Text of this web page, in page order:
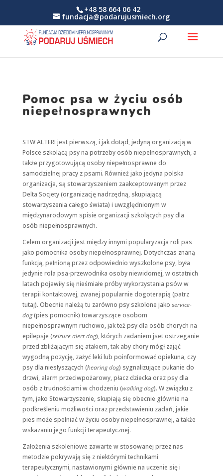
+48 58 664 06 42
fundacja@podarujusmiech.org
Pomoc psa w życiu osób
niepełnosprawnych
STW ALTERI jest pierwszą, i jak dotąd, jedyną organizacją w
Polsce szkolącą psy na potrzeby osób niepełnosprawnych, a
także przygotowującą osoby niepełnosprawne do
samodzielnej pracy z psami. Również jako jedyna polska
organizacja, są stowarzyszeniem zaakceptowanym przez
Delta Socjety (organizację nadrzędną, skupiającą
stowarzyszenia całego świata) i uwzględnionym w
międzynarodowym spisie organizacji szkolących psy dla
osób niepełnosprawnych.
Celem organizacji jest między innymi popularyzacja roli pas
jako pomocnika osoby niepełnosprawnej. Dotychczas znaną
funkcją, pełnioną przez odpowiednio wyszkolone psy, była
jedynie rola psa-przewodnika osoby niewidomej, w ostatnich
latach pojawiły się nieśmiałe próby wykorzystania psów w
terapii kontaktowej, zwanej popularnie dogoterapią (patrz
tutaj). Obecnie należą tu zarówno psy szkolone jako service-
dog(pies pomocnik) towarzyszące osobom
niepełnosprawnym ruchowo, jak też psy dla osób chorych na
epilepsje (seizure alert dog), których zadaniem jset ostrzeganie
przed zbliżającym się atakiem, tak aby chory mógł zająć
wygodną pozycję, zażyć leki lub poinformować opiekuna, czy
psy dla niesłyszących (hearing dog) sygnalizujące pukanie do
drzwi, alarm przeciwpożarowy, płacz dziecka oraz psy dla
osób z trudnościami w chodzeniu (walking dog). W związku z
tym, jako Stowarzyszenie, skupiają się obecnie głównie na
podkreśleniu możliwości oraz przedstawieniu zadań, jakie
pies może spełniać w życiu osoby niepełnosprawnej, a także
wskazaniu jego funkcji terapeutycznej.
Założenia szkoleniowe zawarte w stosowanej przez nas
metodzie pokrywają się z niektórymi technikami
terapeutycznymi, nastawionymi głównie na uczenie się i
Konieczne
Te pliki cookie
nie są
opcjonalne. Są
one potrzebne
do
funkcjonowania
strony
internetowej.
Statystyka
Abyśmy mogli
poprawić
funkcjonalność
i strukturę
strony
internetowej,
na podstawie
tego, jak strona
jest używana.
Doświadczenie
Aby nasza strona